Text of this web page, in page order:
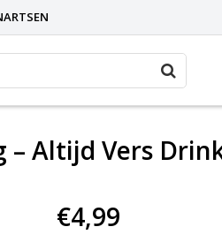
Altijd Vers
€4,99